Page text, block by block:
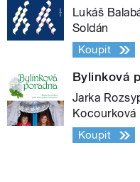
Lukáš
Soldán
Koupit
Bylinková
Jarka
Kocourková
Koupit